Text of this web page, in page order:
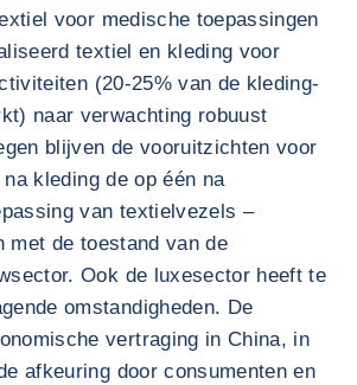
voor medische toepassingen
textiel en kleding voor
(20-25% van de kleding-
naar verwachting robuust
blijven de vooruitzichten voor
kleding de op één na
van textielvezels –
met de toestand van de
Ook de luxesector heeft te
omstandigheden. De
vertraging in China, in
afkeuring door consumenten en